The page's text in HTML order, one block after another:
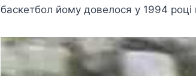
баскетбол йому довелося у 1994